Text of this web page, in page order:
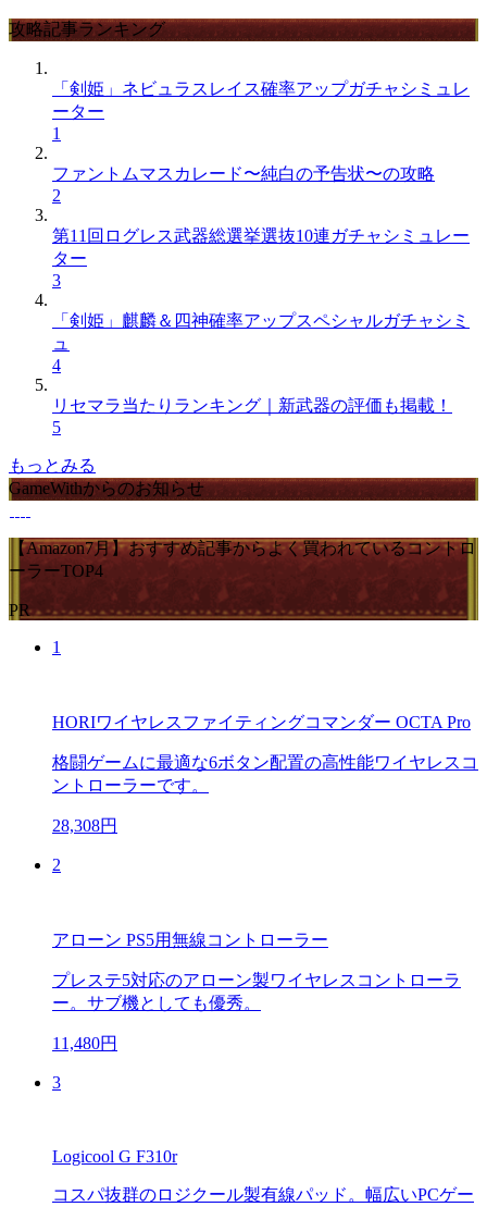
攻略記事ランキング
「剣姫」ネビュラスレイス確率アップガチャシミュレ
ーター
1
ファントムマスカレード〜純白の予告状〜の攻略
2
第11回ログレス武器総選挙選抜10連ガチャシミュレー
ター
3
「剣姫」麒麟＆四神確率アップスペシャルガチャシミ
ュ
4
リセマラ当たりランキング｜新武器の評価も掲載！
5
もっとみる
GameWithからのお知らせ
【Amazon7月】おすすめ記事からよく買われているコントロ
ーラーTOP4
PR
1
HORIワイヤレスファイティングコマンダー OCTA Pro
格闘ゲームに最適な6ボタン配置の高性能ワイヤレスコ
ントローラーです。
28,308円
2
アローン PS5用無線コントローラー
プレステ5対応のアローン製ワイヤレスコントローラ
ー。サブ機としても優秀。
11,480円
3
Logicool G F310r
コスパ抜群のロジクール製有線パッド。幅広いPCゲー